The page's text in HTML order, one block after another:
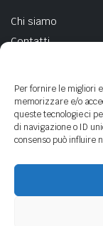
Per fornire le migliori
memorizzare e/o
queste tecnologie ci
di navigazione o ID
consenso può influire
Chi siamo
Contatti
Copyright ©2023-